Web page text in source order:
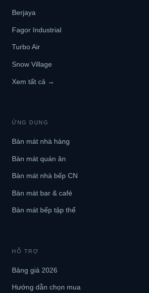
Berjaya
Fagor Industrial
Turbo Air
Snow Village
Xem tất cả →
ỨNG DỤNG
Bàn mát nhà hàng
Bàn mát quán ăn
Bàn mát nhà bếp CN
Bàn mát bar & café
Bàn mát bếp tập thể
HỖ TRỢ
Bảng giá 2026
Hướng dẫn chọn mua